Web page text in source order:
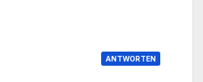
ANTWORTEN